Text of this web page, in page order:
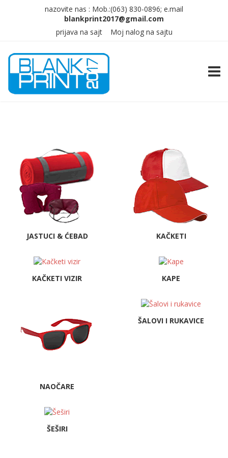
nazovite nas : Mob.:(063) 830-0896; e.mail
prijava na sajt Moj nalog na sajtu
JASTUCI & ĆEBAD KAČKETI
KAČKETI VIZIR KAPE
NAOČARE
ŠALOVI I RUKAVICE
ŠEŠIRI